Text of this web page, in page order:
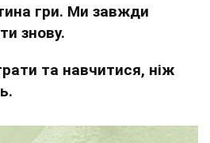
гри. Ми завжди
знову.
та навчитися, ніж